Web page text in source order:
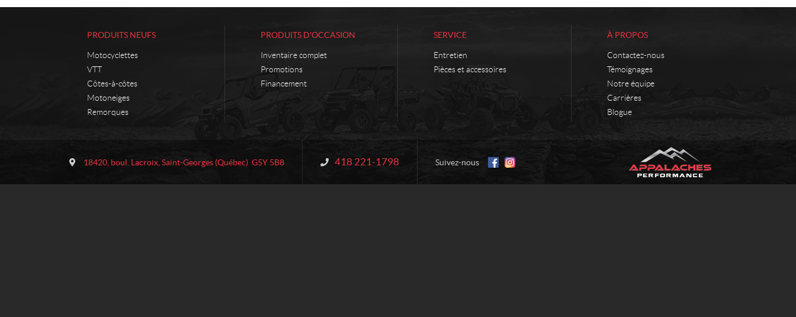
PRODUITS NEUFS
Motocyclettes
VTT
Côtes-à-côtes
Motoneiges
Remorques
PRODUITS D'OCCASION
Inventaire complet
Promotions
Financement
SERVICE
Entretien
Pièces et accessoires
À PROPOS
Contactez-nous
Témoignages
Notre équipe
Carrières
Blogue
t
a
18420, boul. Lacroix Saint-Georges (Québec) G5Y 5B8 Information :
418 221-1798 Suivez-nous